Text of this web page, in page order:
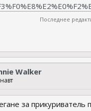
Последнее
Walker
за прикуриватель